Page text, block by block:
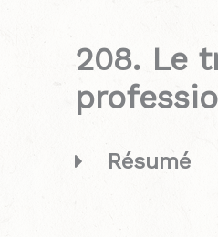
208. Le
Résumé